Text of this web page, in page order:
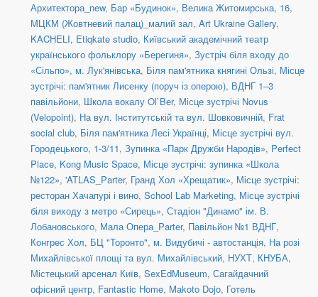
Архитектора_new, Бар «Будинок», Велика Житомирська, 16,
МЦКМ (Жовтневий палац)_малий зал, Art Ukraine Gallery,
KACHELI, Etiqkate studio, Київський академічний театр
українського фольклору «Берегиня», Зустріч біля входу до
«Сільпо», м. Лук'янівська, Біля пам'ятника княгині Ользі, Місце
зустрічі: пам'ятник Лисенку (поруч із оперою), ВДНГ 1–3
павільйони, Школа вокалу Ol`Ber, Місце зустрічі Novus
(Velopoint), На вул. Інститутській та вул. Шовковичній, Frat
social сlub, Біля пам'ятника Лесі Українці, Місце зустрічі вул.
Городецького, 1-3/11, Зупинка «Парк Дружби Народів», Perfect
Place, Kong Music Space, Місце зустрічі: зупинка «Школа
№122», 'ATLAS_Parter, Гранд Хол «Хрещатик», Місце зустрічі:
ресторан Хачапурі і вино, School Lab Marketing, Місце зустрічі
біля виходу з метро «Сирець», Стадіон "Динамо" ім. В.
Лобановського, Мала Опера_Parter, Павільйон №1 ВДНГ,
Конгрес Хол, БЦ "Торонто", м. Видубичі - автостанція, На розі
Михайлівської площі та вул. Михайлівський, НУХТ, КНУБА,
Містецький арсенал Київ, SexEdMuseum, Сагайдачний
офісний центр, Fantastic Home, Makoto Dojo, Готель